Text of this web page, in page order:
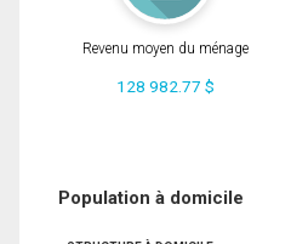
Revenu moyen du ménage
128 982.77 $
Population à domicile